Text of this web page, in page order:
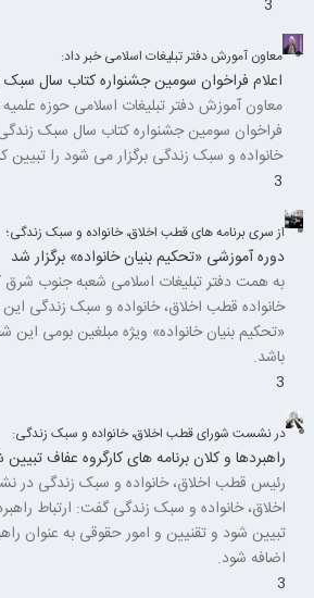
معاون آمورش دفتر تبلیغات اسلامی خبر داد:
اعلام فراخوان سومین جشنواره کتاب سال سبک
معاون آموزش دفتر تبلیغات اسلامی حوزه
فراخوان سومین جشنواره کتاب سال سبک
خانواده و سبک زندگی برگزار می شود را تبیین
3
از سری برنامه های قطب اخلاق، خانواده و سبک زندگی؛
دوره آموزشی «تحکیم بنیان خانواده» برگزار شد
به همت دفتر تبلیغات اسلامی شعبه جنوب شرق
خانواده قطب اخلاق، خانواده و سبک زندگی این
«تحکیم بنیان خانواده» ویژه مبلغین بومی این
باشد.
3
در نشست شورای قطب اخلاق، خانواده و سبک زندگی:
راهبردها و کلان برنامه های کارگروه عفاف
رئیس قطب اخلاق، خانواده و سبک زندگی
اخلاق، خانواده و سبک زندگی گفت: ارتباط
تبیین شود و تقنیین و امور حقوقی به عنوان
اضافه شود.
3